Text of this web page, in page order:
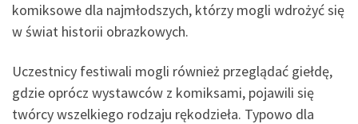
komiksowe dla najmłodszych, którzy mogli wdrożyć się
w świat historii obrazkowych.
Uczestnicy festiwali mogli również przeglądać giełdę,
gdzie oprócz wystawców z komiksami, pojawili się
twórcy wszelkiego rodzaju rękodzieła. Typowo dla